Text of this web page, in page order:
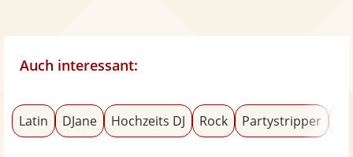
Auch interessant:
Latin DJane Hochzeits DJ Rock Partystripper